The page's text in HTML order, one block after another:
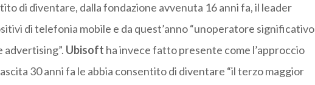
di diventare, dalla fondazione avvenuta 16 anni fa, il leader
di telefonia mobile e da quest’anno “unoperatore significativo
advertising”. Ubisoft ha invece fatto presente come l’approccio
30 anni fa le abbia consentito di diventare “il terzo maggior